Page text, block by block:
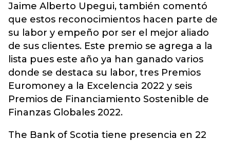
Jaime Alberto Upegui, también comentó
que estos reconocimientos hacen parte de
su labor y empeño por ser el mejor aliado
de sus clientes. Este premio se agrega a la
lista pues este año ya han ganado varios
donde se destaca su labor, tres Premios
Euromoney a la Excelencia 2022 y seis
Premios de Financiamiento Sostenible de
Finanzas Globales 2022.
The Bank of Scotia tiene presencia en 22